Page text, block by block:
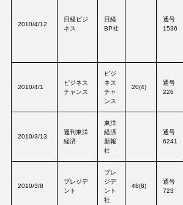
2010/4/12
日経ビジ
ネス
日経
BP社
通号
1536
2010/4/1
ビジネス
チャンス
ビジ
ネス
チャ
ンス
20(4)
通号
226
2010/3/13
週刊東洋
経済
東洋
経済
新報
社
通号
6241
2010/3/8
プレジデ
ント
プレ
ジデ
ント
社
48(8)
通号
723